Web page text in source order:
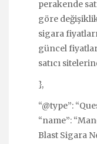
perakende
göre
sigara
güncel
satıcı
},
“@type”:
“name”:
Blast Sigara